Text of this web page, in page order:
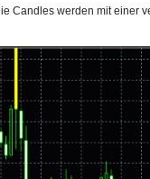
Candles werden mit einer